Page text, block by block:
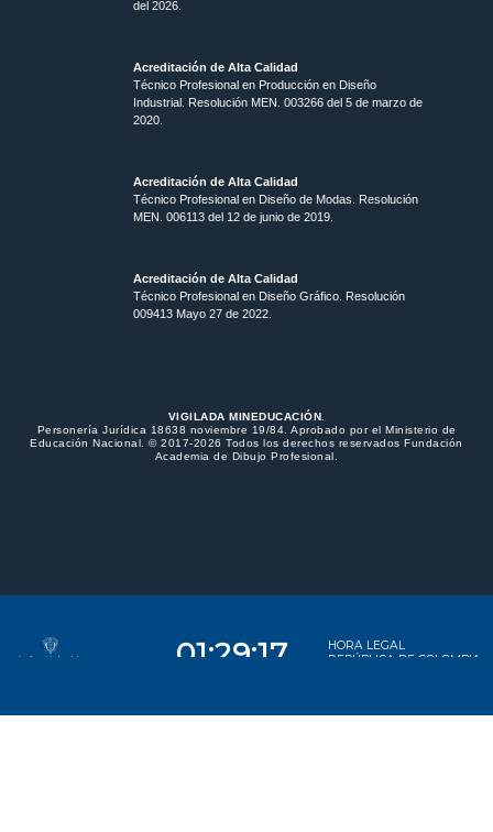
del 2026.
Acreditación de Alta Calidad
Técnico Profesional en Producción en Diseño
Industrial. Resolución MEN. 003266 del 5 de marzo de
2020.
Acreditación de Alta Calidad
Técnico Profesional en Diseño de Modas. Resolución
MEN. 006113 del 12 de junio de 2019.
Acreditación de Alta Calidad
Técnico Profesional en Diseño Gráfico. Resolución
009413 Mayo 27 de 2022.
VIGILADA MINEDUCACIÓN.
Personería Jurídica 18638 noviembre 19/84. Aprobado por el Ministerio de
Educación Nacional. © 2017-2026 Todos los derechos reservados Fundación
Academia de Dibujo Profesional.